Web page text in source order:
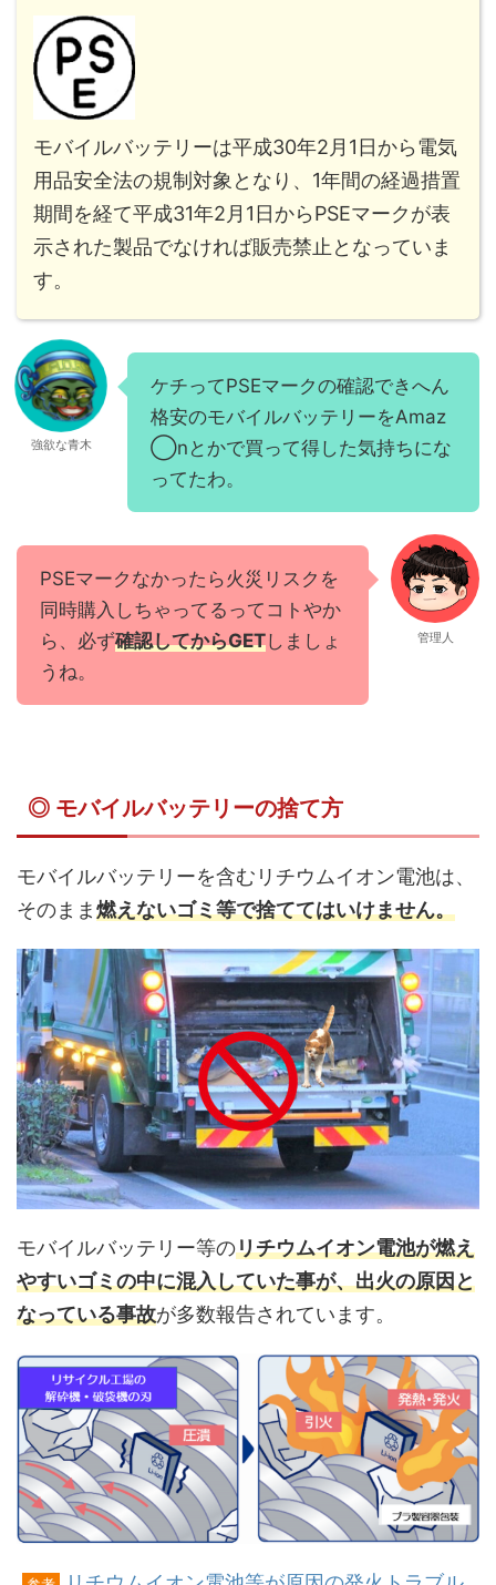
モバイルバッテリーは平成30年2月1日から電気
用品安全法の規制対象となり、1年間の経過措置
期間を経て平成31年2月1日からPSEマークが表
示された製品でなければ販売禁止となっていま
す。
強欲な青木
ケチってPSEマークの確認できへん
格安のモバイルバッテリーをAmaz
◯nとかで買って得した気持ちにな
ってたわ。
PSEマークなかったら火災リスクを
同時購入しちゃってるってコトやか
ら、必ず確認してからGETしましょ
うね。
管理人
◎ モバイルバッテリーの捨て方
モバイルバッテリーを含むリチウムイオン電池は、
そのまま燃えないゴミ等で捨ててはいけません。
モバイルバッテリー等のリチウムイオン電池が燃え
やすいゴミの中に混入していた事が、出火の原因と
なっている事故が多数報告されています。